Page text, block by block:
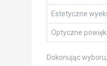
Estetyczne
Optyczne
Dokonując